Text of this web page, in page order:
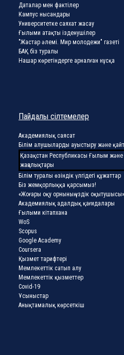
Даталар мен фактілер
Кампус нысандары
Университетке саяхат жасау
Ғылыми атақты ізденушілер
"Жастар әлемі. Мир молодежи" газеті
БАҚ біз туралы
Нашар көретіндерге арналған нұсқа
Пайдалы сілтемелер
Академиялық саясат
Білім алушыларды ауыстыру және
Қазақстан Республикасы Ғылым және
жаңалықтары
Білім туралы өзіндік үлгідегі құжаттар
Біз жемқорлыққа қарсымыз!
«Жоғары оқу орнының үздік
Академиялық адалдық қағидалары
Ғылыми кітапхана
WoS
Scopus
Google Academy
Coursera
Қызмет тарифтері
Мемлекеттік сатып алу
Мемлекеттік қызметтер
Covid-19
Ұсыныстар
Анықтамалық көрсеткіш